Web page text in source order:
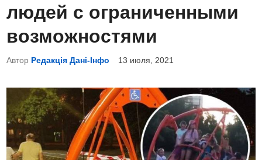
л
и
к
о
а
н
о
в
людей с ограниченными
возможностями
Автор Редакція Дані-Інфо 13 июля, 2021